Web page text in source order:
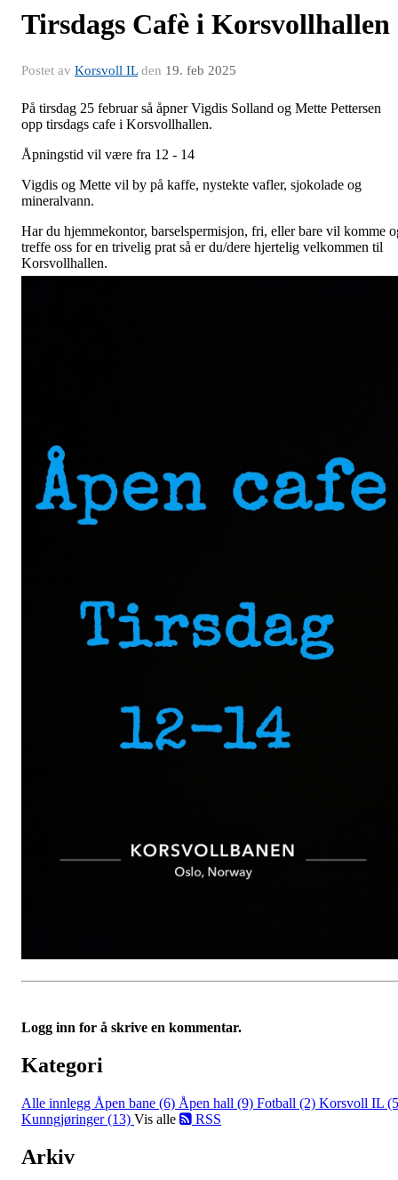
Tirsdags Cafè i Korsvollhallen
Postet av Korsvoll ILden 19. feb 2025
På tirsdag 25 februar så åpner Vigdis Solland og Mette Pettersen
opp tirsdags cafe i Korsvollhallen.
Åpningstid vil være fra 12 - 14
Vigdis og Mette vil by på kaffe, nystekte vafler, sjokolade og
mineralvann.
Har du hjemmekontor, barselspermisjon, fri, eller bare vil komme
treffe oss for en trivelig prat så er du/dere hjertelig velkommen til
Korsvollhallen.
Logg inn for å skrive en kommentar.
Kategori
Alle innlegg Åpen bane (6) Åpen hall (9) Fotball (2) Korsvoll IL
Kunngjøringer (13) Vis alle RSS
Arkiv